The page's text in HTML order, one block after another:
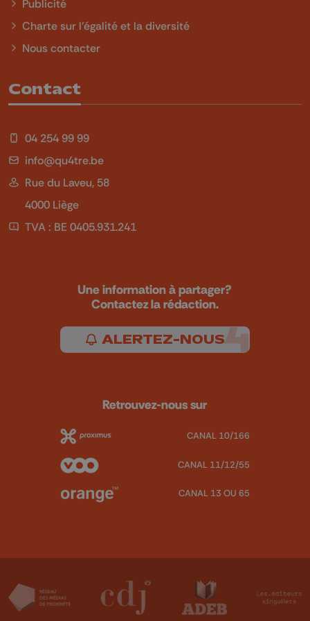
Publicité
Charte sur l'égalité et la diversité
Nous contacter
Contact
04 254 99 99
info@qu4tre.be
Rue du Laveu, 58
4000 Liège
TVA : BE 0405.931.241
Une information à partager?
Contactez la rédaction.
ALERTEZ-NOUS
Retrouvez-nous sur
CANAL 10/166
CANAL 11/12/55
CANAL 13 OU 65